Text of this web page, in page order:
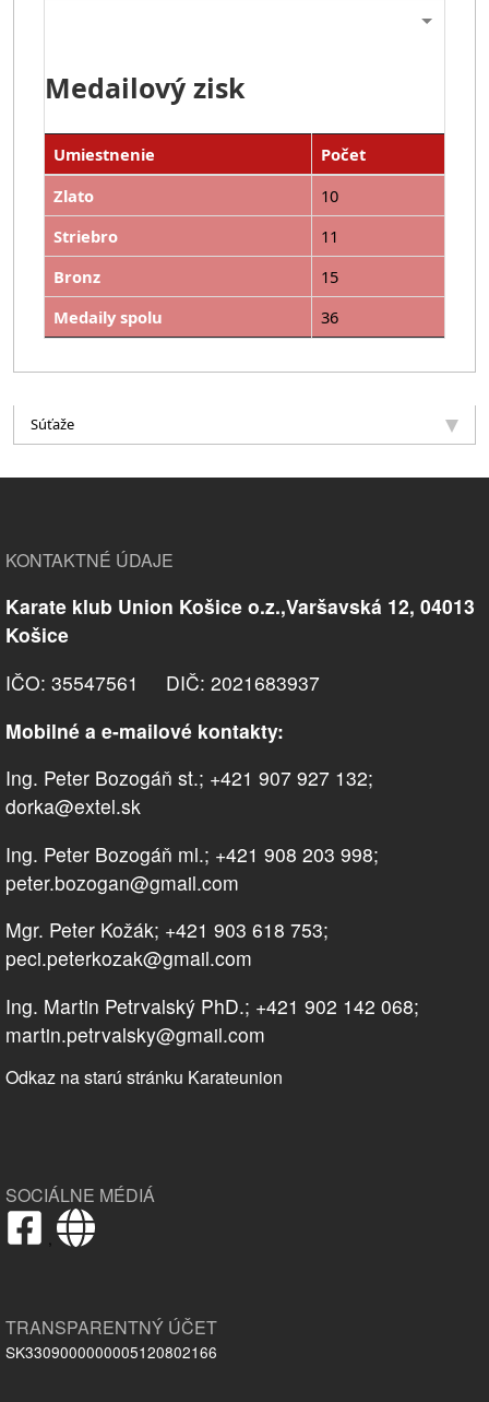
Medailový zisk
Umiestnenie
Počet
Zlato
10
Striebro
11
Bronz
15
Medaily spolu
36
Súťaže
KONTAKTNÉ ÚDAJE
Karate klub Union Košice o.z.,Varšavská 12, 04013
Košice
IČO: 35547561 DIČ: 2021683937
Mobilné a e-mailové kontakty:
Ing. Peter Bozogáň st.; +421 907 927 132;
dorka@extel.sk
Ing. Peter Bozogáň ml.; +421 908 203 998;
peter.bozogan@gmail.com
Mgr. Peter Kožák; +421 903 618 753;
peci.peterkozak@gmail.com
Ing. Martin Petrvalský PhD.; +421 902 142 068;
martin.petrvalsky@gmail.com
Odkaz na starú stránku Karateunion
SOCIÁLNE MÉDIÁ
,
TRANSPARENTNÝ ÚČET
SK3309000000005120802166